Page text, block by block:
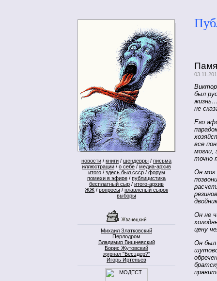
новости / книги / шендевры / письма
иллюстрации / о себе / медиа-архив
итого/ здесь был ссср/ форум
помехи в эфире / публицистика
бесплатный сыр / итого-архив
ЖЖ / вопросы / плавленый сырок
выборы
Михаил Златковский
Перлодром
Владимир Вишневский
Борис Жутовский
журнал "Бесэдер?"
Игорь Иртеньев
был
не
Его
все
могли,
точно
Он мог
Он не
цену
Он был